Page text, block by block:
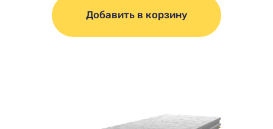
Добавить в корзину